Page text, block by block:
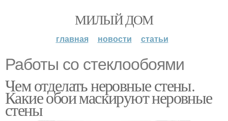
МИЛЫЙ ДОМ
главная новости статьи
Работы со стеклообоями
Чем отделать неровные стены.
Какие обои маскируют неровные
стены